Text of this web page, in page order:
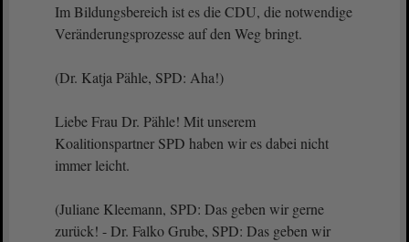
Im Bildungsbereich ist es die CDU, die notwendige
Veränderungsprozesse auf den Weg bringt.
(Dr. Katja Pähle, SPD: Aha!)
Liebe Frau Dr. Pähle! Mit unserem
Koalitionspartner SPD haben wir es dabei nicht
immer leicht.
(Juliane Kleemann, SPD: Das geben wir gerne
zurück! - Dr. Falko Grube, SPD: Das geben wir